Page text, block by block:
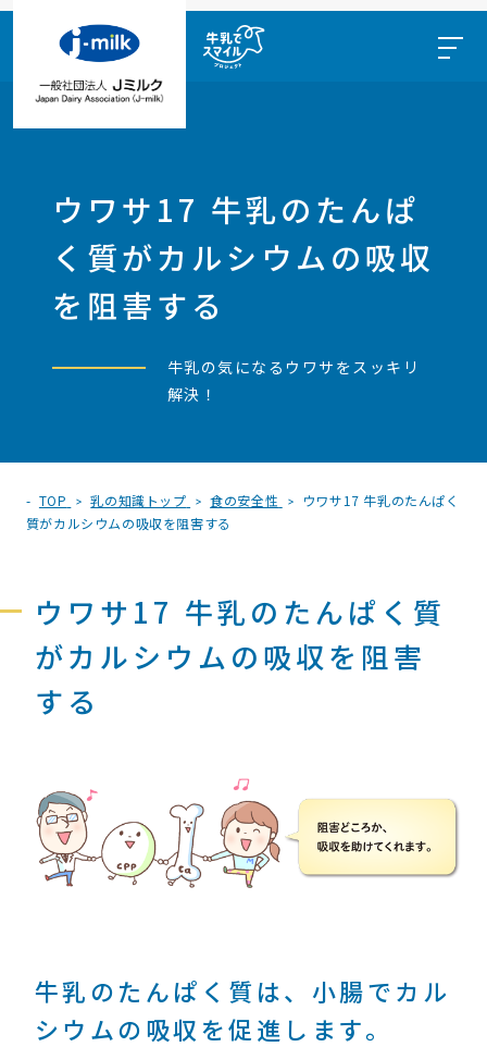
ウワサ17 牛乳のたんぱ
く質がカルシウムの吸収
を阻害する
牛乳の気になるウワサをスッキリ
解決！
TOP 乳の知識トップ 食の安全性
ウワサ17 牛乳のたんぱく
質がカルシウムの吸収を阻害する
ウワサ17 牛乳のたんぱく質
がカルシウムの吸収を阻害
する
牛乳のたんぱく質は、小腸でカル
シウムの吸収を促進します。